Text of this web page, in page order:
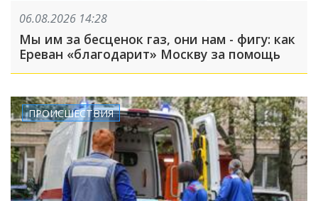
06.08.2026 14:28
Мы им за бесценок газ, они нам - фигу: как
Ереван «благодарит» Москву за помощь
ПРОИСШЕСТВИЯ